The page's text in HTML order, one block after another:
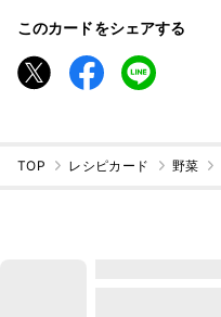
このカードをシェアする
TOP レシピカード 野菜